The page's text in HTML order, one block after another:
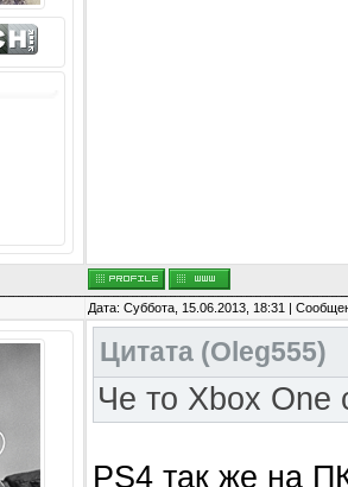
Дата: Суббота, 15.06.2013, 18:31 |
Цитата (Oleg555)
Че то Xbox One
PS4 так же на